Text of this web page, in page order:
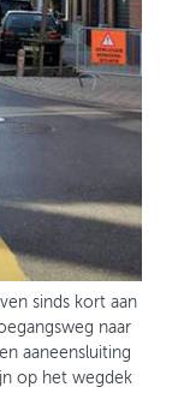
sinds kort aan
naar
aaneensluiting
op het wegdek